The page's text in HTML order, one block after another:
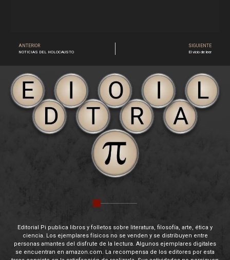
ANTERIOR
NOTICIAS DEL HOLOCAUSTO
SIGUIENTE
El vicio de leer
Editorial Pi publica libros y folletos sobre literatura, filosofía, arte, ética y
ciencia. Los ejemplares físicos no se venden y se distribuyen entre
personas amantes del disfrute de la lectura. Algunos ejemplares digitales
se encuentran en amazon.com. La recompensa de los editores por esta